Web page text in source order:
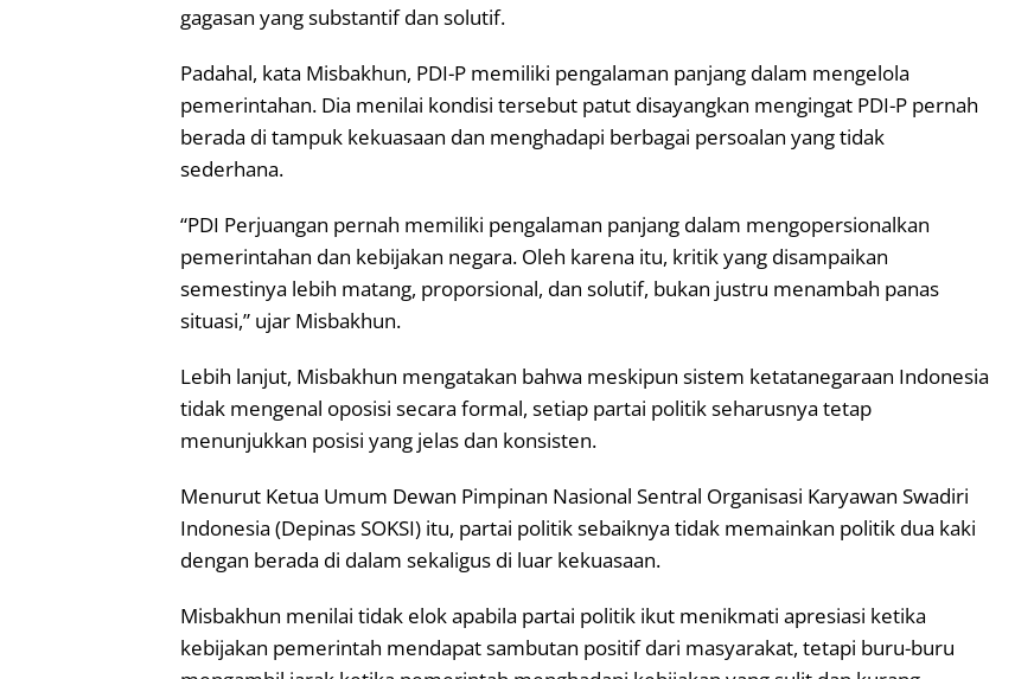
gagasan yang substantif dan solutif.
Padahal, kata Misbakhun, PDI-P memiliki pengalaman panjang dalam mengelola
pemerintahan. Dia menilai kondisi tersebut patut disayangkan mengingat PDI-P pernah
berada di tampuk kekuasaan dan menghadapi berbagai persoalan yang tidak
sederhana.
“PDI Perjuangan pernah memiliki pengalaman panjang dalam mengopersionalkan
pemerintahan dan kebijakan negara. Oleh karena itu, kritik yang disampaikan
semestinya lebih matang, proporsional, dan solutif, bukan justru menambah panas
situasi,” ujar Misbakhun.
Lebih lanjut, Misbakhun mengatakan bahwa meskipun sistem ketatanegaraan Indonesia
tidak mengenal oposisi secara formal, setiap partai politik seharusnya tetap
menunjukkan posisi yang jelas dan konsisten.
Menurut Ketua Umum Dewan Pimpinan Nasional Sentral Organisasi Karyawan Swadiri
Indonesia (Depinas SOKSI) itu, partai politik sebaiknya tidak memainkan politik dua kaki
dengan berada di dalam sekaligus di luar kekuasaan.
Misbakhun menilai tidak elok apabila partai politik ikut menikmati apresiasi ketika
kebijakan pemerintah mendapat sambutan positif dari masyarakat, tetapi buru-buru